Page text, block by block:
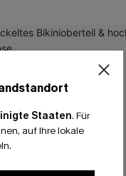
Staaten. Für
auf Ihre lokale